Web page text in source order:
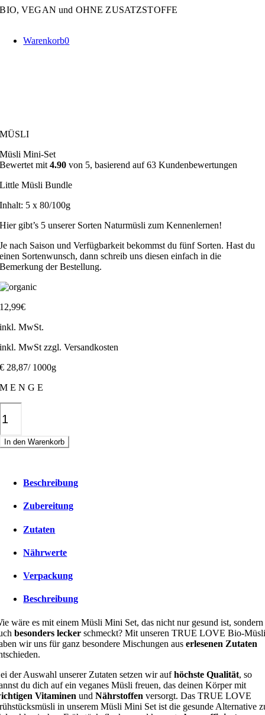
Zum
BIO, VEGAN und OHNE ZUSATZSTOFFE
Warenkorb0
MÜSLI
Müsli Mini-Set
Bewertet mit4.90 von 5, basierend auf63 Kundenbewertungen
Little Müsli Bundle
Inhalt: 5 x 80/100g
Hier gibt’s 5 unserer Sorten Naturmüsli zum Kennenlernen!
Je nach Saison und Verfügbarkeit bekommst du fünf Sorten. Hast du
einen Sortenwunsch, dann schreib uns diesen einfach in die
Bemerkung der Bestellung.
12,99€
inkl. MwSt.
inkl. MwSt zzgl. Versandkosten
€ 28,87/ 1000g
M E N G E
In den Warenkorb
Beschreibung
Zubereitung
Zutaten
Nährwerte
Verpackung
Beschreibung
wäre es mit einem Müsli Mini Set, das nicht nur gesund ist, sondern
besonders lecker schmeckt? Mit unseren TRUE LOVE Bio-
wir uns für ganz besondere Mischungen auserlesenen Zutaten
der Auswahl unserer Zutaten setzen wir aufhöchste Qualität, so
du dich auf ein veganes Müsli freuen, das deinen Körper mit
Vitaminen undNährstoffen versorgt. Das TRUE LOVE
in unserem Müsli Mini Set ist die gesunde Alternative